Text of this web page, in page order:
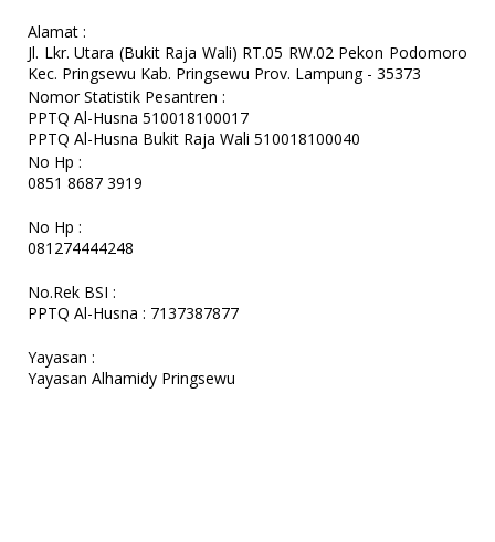
Alamat :
Jl. Lkr. Utara (Bukit Raja Wali) RT.05 RW.02 Pekon Podomoro
Kec. Pringsewu Kab. Pringsewu Prov. Lampung - 35373
Nomor Statistik Pesantren :
PPTQ Al-Husna 510018100017
PPTQ Al-Husna Bukit Raja Wali 510018100040
No Hp :
0851 8687 3919
No Hp :
081274444248
No.Rek BSI :
PPTQ Al-Husna : 7137387877
Yayasan :
Yayasan Alhamidy Pringsewu